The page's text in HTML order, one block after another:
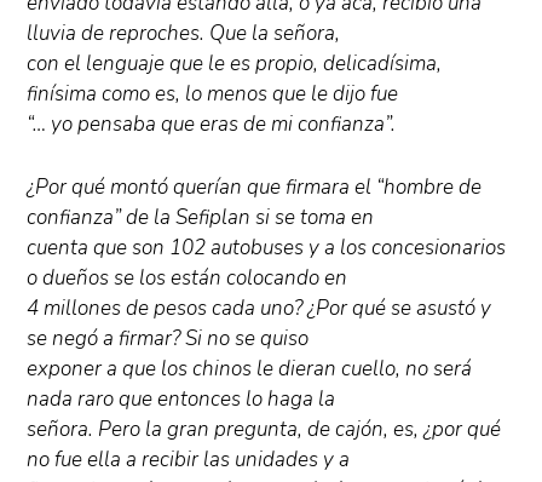
lluvia de reproches. Que la señora,
con el lenguaje que le es propio, delicadísima,
finísima como es, lo menos que le dijo fue
“… yo pensaba que eras de mi confianza”.
¿Por qué montó querían que firmara el “hombre de
confianza” de la Sefiplan si se toma en
cuenta que son 102 autobuses y a los concesionarios
o dueños se los están colocando en
4 millones de pesos cada uno? ¿Por qué se asustó y
se negó a firmar? Si no se quiso
exponer a que los chinos le dieran cuello, no será
nada raro que entonces lo haga la
señora. Pero la gran pregunta, de cajón, es, ¿por qué
no fue ella a recibir las unidades y a